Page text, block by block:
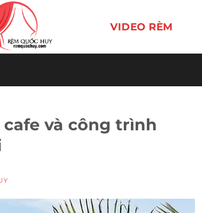
VIDEO RÈM
và công trình